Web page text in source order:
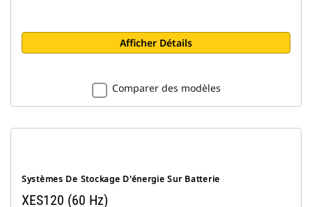
Afficher Détails
Comparer des modèles
Systèmes De Stockage D'énergie Sur Batterie
XES120 (60 Hz)